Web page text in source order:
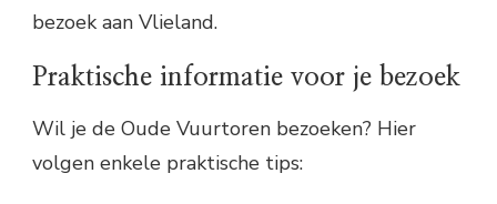
bezoek aan Vlieland.
Praktische informatie voor je bezoek
Wil je de Oude Vuurtoren bezoeken? Hier
volgen enkele praktische tips: